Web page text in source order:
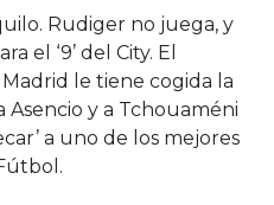
Rudiger no juega, y
el ‘9’ del City. El
le tiene cogida la
Asencio y a Tchouaméni
a uno de los mejores